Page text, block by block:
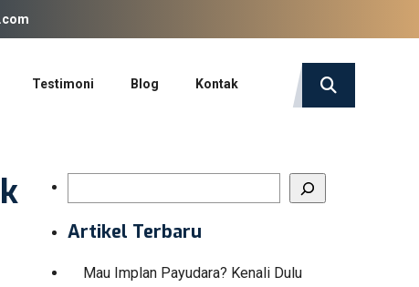
Testimoni Blog Kontak
Artikel Terbaru
Mau Implan Payudara? Kenali Dulu